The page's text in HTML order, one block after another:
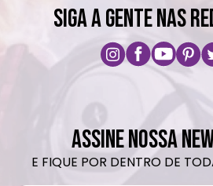
SIGA A GENTE NAS
ASSINE NOSSA
E FIQUE POR DENTRO DE